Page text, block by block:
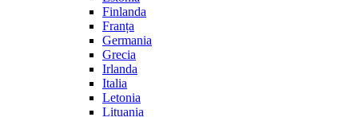
Finlanda
Franța
Germania
Grecia
Irlanda
Italia
Letonia
Lituania